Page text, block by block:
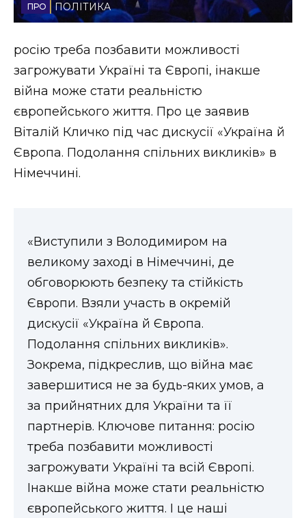
Втрачений Ужгород
Втрачений Ужгород (відеоверсія)
ЗАКАРПАТСЬКІ НОВИНИ
НОВИНИ ЗАХІДНОЇ УКРАЇНИ
ВІДЕО
ПОЛІТИКА
росію треба позбавити можливості
загрожувати Україні та Європі, інакше
війна може стати реальністю
європейського життя. Про це заявив
Віталій Кличко під час дискусії «Україна й
Європа. Подолання спільних викликів» в
Німеччині.
«Виступили з Володимиром на
великому заході в Німеччині, де
обговорюють безпеку та стійкість
Європи. Взяли участь в окремій
дискусії «Україна й Європа.
Подолання спільних викликів».
Зокрема, підкреслив, що війна має
завершитися не за будь-яких умов, а
за прийнятних для України та її
партнерів. Ключове питання: росію
треба позбавити можливості
загрожувати Україні та всій Європі.
Інакше війна може стати реальністю
європейського життя. І це наші